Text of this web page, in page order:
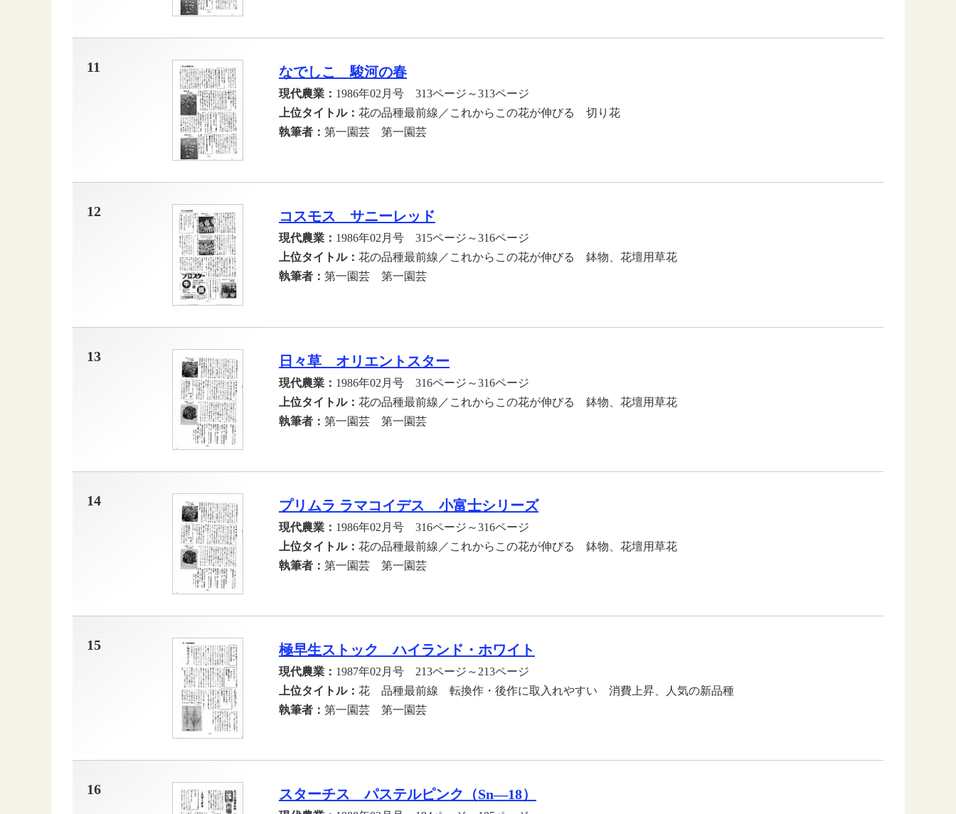
11 なでしこ 駿河の春
現代農業： 1986年02月号 313ページ～313ページ
上位タイトル： 花の品種最前線／これからこの花が伸びる 切り花
執筆者： 第一園芸 第一園芸
12 コスモス サニーレッド
現代農業： 1986年02月号 315ページ～316ページ
上位タイトル： 花の品種最前線／これからこの花が伸びる 鉢物、花壇用草花
執筆者： 第一園芸 第一園芸
13 日々草 オリエントスター
現代農業： 1986年02月号 316ページ～316ページ
上位タイトル： 花の品種最前線／これからこの花が伸びる 鉢物、花壇用草花
執筆者： 第一園芸 第一園芸
14 プリムラ ラマコイデス 小富士シリーズ
現代農業： 1986年02月号 316ページ～316ページ
上位タイトル： 花の品種最前線／これからこの花が伸びる 鉢物、花壇用草花
執筆者： 第一園芸 第一園芸
15 極早生ストック ハイランド・ホワイト
現代農業： 1987年02月号 213ページ～213ページ
上位タイトル： 花 品種最前線 転換作・後作に取入れやすい 消費上昇、人気の新品種
執筆者： 第一園芸 第一園芸
16 スターチス パステルピンク（Sn―18）